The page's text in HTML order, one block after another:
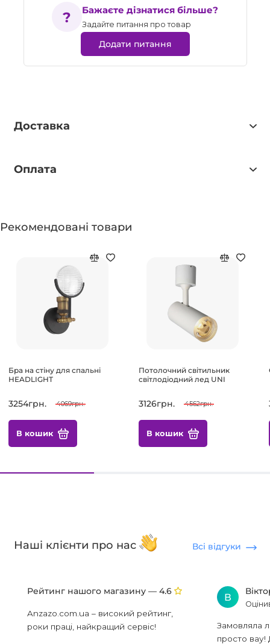
Бажаєте дізнатися більше?
Задайте питання про товар
Додати питання
Доставка
Оплата
Рекомендовані товари
Бра на стіну для спальні
HEADLIGHT
3254грн. 4069грн.
В кошик
Потолочний світильник
світлодіодний лед UNI
3126грн. 4562грн.
В кошик
Наші клієнти про нас Всі відгуки
Рейтинг нашого магазину — 4.6
Anzazo.com.ua – високий рейтинг,
роки праці, найкращий сервіс!
В
Замовляла
просто вау!